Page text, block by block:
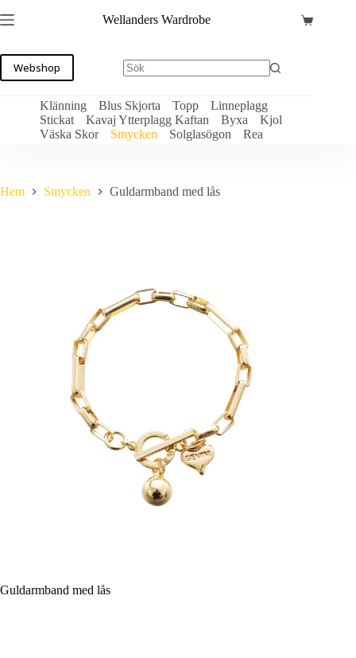
till
Wellanders Wardrobe Varukorg
Webshop
Klänning Blus Skjorta Topp
Linneplagg
Stickat
Kavaj Ytterplagg Kaftan Byxa
Kjol
Väska Skor
Smycken Solglasögon Rea
Hem Smycken Guldarmband med lås
Guldarmband med lås